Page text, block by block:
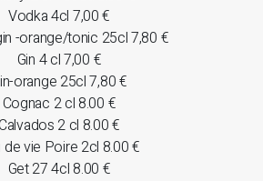
Vodka 4cl 7,00 €
-orange/tonic 25cl 7,80 €
Gin 4 cl 7,00 €
orange 25cl 7,80 €
Cognac 2 cl 8.00 €
2 cl 8.00 €
de vie Poire 2cl 8.00 €
Get 27 4cl 8.00 €